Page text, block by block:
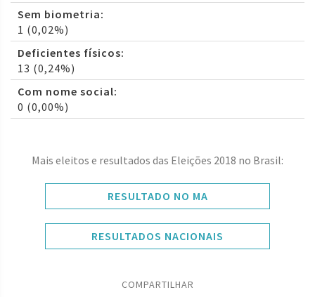
Sem biometria:
1 (0,02%)
Deficientes físicos:
13 (0,24%)
Com nome social:
0 (0,00%)
Mais eleitos e resultados das Eleições 2018 no Brasil:
RESULTADO NO MA
RESULTADOS NACIONAIS
COMPARTILHAR